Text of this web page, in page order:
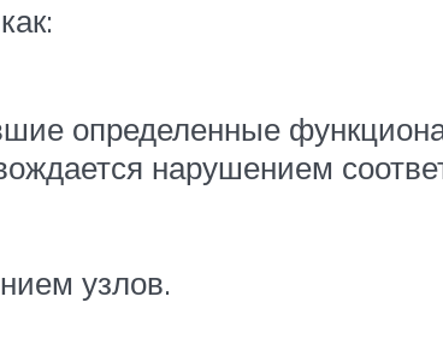
определенные
нарушением
узлов.